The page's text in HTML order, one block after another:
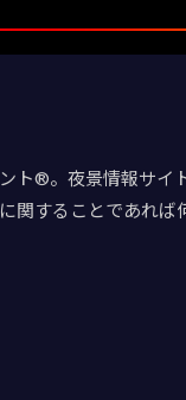
ト®。夜景情報サイ
することであれば